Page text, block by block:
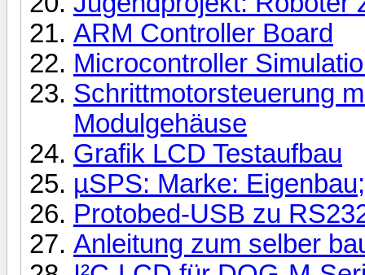
ARM Controller Board
Microcontroller
Schrittmotorsteuerung
Modulgehäuse
Grafik LCD Testaufbau
µSPS: Marke:
Protobed-USB zu
Anleitung zum selber